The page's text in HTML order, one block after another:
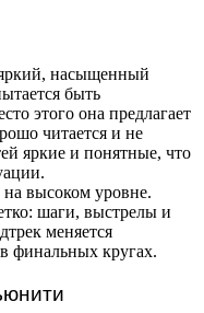
насыщенный
быть
этого она предлагает
читается и не
яркие и понятные, что
высоком уровне.
шаги, выстрелы и
меняется
финальных кругах.